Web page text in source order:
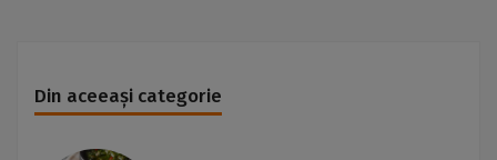
Din aceeași categorie